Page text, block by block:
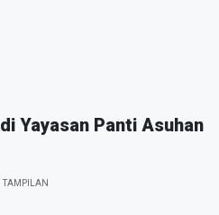
Yayasan Panti Asuhan
TAMPILAN